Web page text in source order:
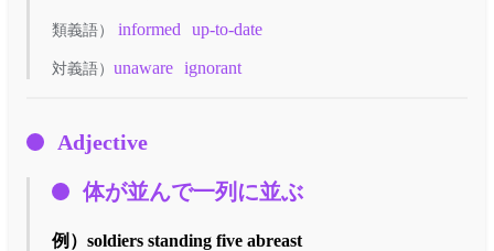
類義語） informed up-to-date
対義語） unaware ignorant
Adjective
体が並んで一列に並ぶ
例） soldiers standing five abreast